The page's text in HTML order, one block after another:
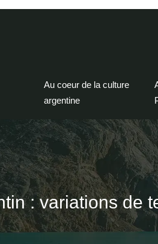
Au coeur de la culture
argentine
: variations de